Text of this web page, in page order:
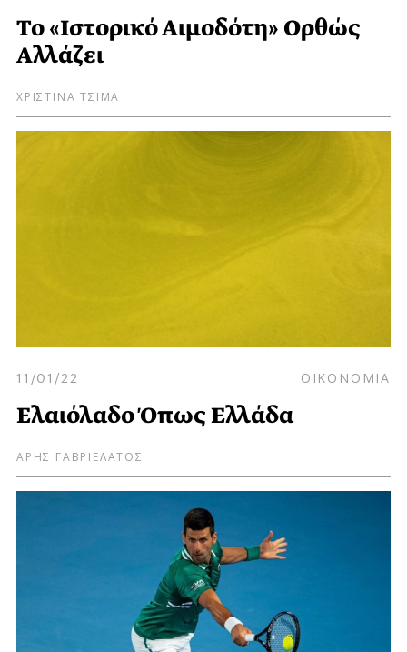
Το «Ιστορικό Αιμοδότη» Ορθώς
Αλλάζει
ΧΡΙΣΤΙΝΑ ΤΣΙΜΑ
11/01/22 ΟΙΚΟΝΟΜΙΑ
Ελαιόλαδο Όπως Ελλάδα
ΑΡΗΣ ΓΑΒΡΙΕΛΑΤΟΣ